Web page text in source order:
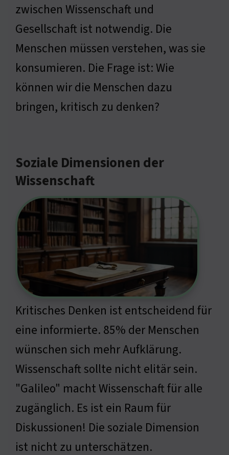
zwischen Wissenschaft und
Gesellschaft ist notwendig. Die
Menschen müssen verstehen, was sie
konsumieren. Die Frage ist: Wie
können wir die Menschen dazu
bringen, kritisch zu denken?
Soziale Dimensionen der
Wissenschaft
Kritisches Denken ist entscheidend für
eine informierte. 85% der Menschen
wünschen sich mehr Aufklärung.
Wissenschaft sollte nicht elitär sein.
"Galileo" macht Wissenschaft für alle
zugänglich. Es ist ein Raum für
Diskussionen! Die soziale Dimension
ist nicht zu unterschätzen.